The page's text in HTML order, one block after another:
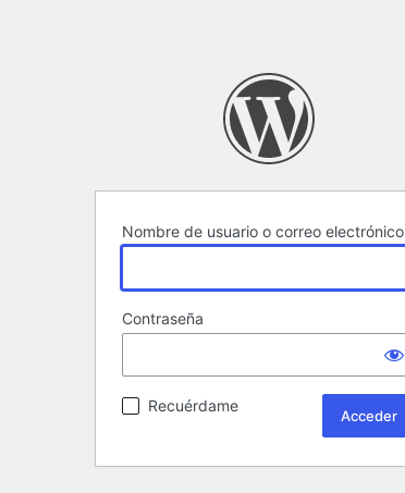
Nombre de usuario o correo electrónico
Contraseña
Recuérdame